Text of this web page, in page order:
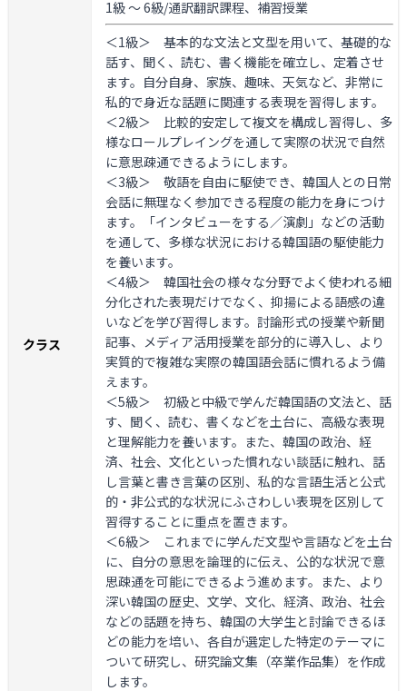
クラス
1級 ～ 6級/通訳翻訳課程、補習授業
＜1級＞ 基本的な文法と文型を用いて、基礎的な
話す、聞く、読む、書く機能を確立し、定着させ
ます。自分自身、家族、趣味、天気など、非常に
私的で身近な話題に関連する表現を習得します。
＜2級＞ 比較的安定して複文を構成し習得し、多
様なロールプレイングを通して実際の状況で自然
に意思疎通できるようにします。
＜3級＞ 敬語を自由に駆使でき、韓国人との日常
会話に無理なく参加できる程度の能力を身につけ
ます。「インタビューをする／演劇」などの活動
を通して、多様な状況における韓国語の駆使能力
を養います。
＜4級＞ 韓国社会の様々な分野でよく使われる細
分化された表現だけでなく、抑揚による語感の違
いなどを学び習得します。討論形式の授業や新聞
記事、メディア活用授業を部分的に導入し、より
実質的で複雑な実際の韓国語会話に慣れるよう備
えます。
＜5級＞ 初級と中級で学んだ韓国語の文法と、話
す、聞く、読む、書くなどを土台に、高級な表現
と理解能力を養います。また、韓国の政治、経
済、社会、文化といった慣れない談話に触れ、話
し言葉と書き言葉の区別、私的な言語生活と公式
的・非公式的な状況にふさわしい表現を区別して
習得することに重点を置きます。
＜6級＞ これまでに学んだ文型や言語などを土台
に、自分の意思を論理的に伝え、公的な状況で意
思疎通を可能にできるよう進めます。また、より
深い韓国の歴史、文学、文化、経済、政治、社会
などの話題を持ち、韓国の大学生と討論できるほ
どの能力を培い、各自が選定した特定のテーマに
ついて研究し、研究論文集（卒業作品集）を作成
します。